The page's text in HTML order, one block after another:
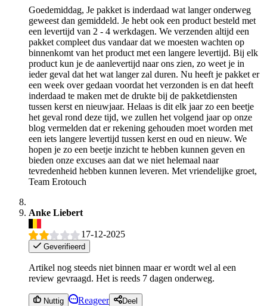
Goedemiddag, Je pakket is inderdaad wat langer onderweg
geweest dan gemiddeld. Je hebt ook een product besteld met
een levertijd van 2 - 4 werkdagen. We verzenden altijd een
pakket compleet dus vandaar dat we moesten wachten op
binnenkomt van het product met een langere levertijd. Bij elk
product kun je de aanlevertijd naar ons zien, zo weet je in
ieder geval dat het wat langer zal duren. Nu heeft je pakket er
een week over gedaan voordat het verzonden is en dat heeft
inderdaad te maken met de drukte bij de pakketdiensten
tussen kerst en nieuwjaar. Helaas is dit elk jaar zo een beetje
het geval rond deze tijd, we zullen het volgend jaar op onze
blog vermelden dat er rekening gehouden moet worden met
een iets langere levertijd tussen kerst en oud en nieuw. We
hopen je zo een beetje inzicht te hebben kunnen geven en
bieden onze excuses aan dat we niet helemaal naar
tevredenheid hebben kunnen leveren. Met vriendelijke groet,
Team Erotouch
Anke Liebert
17-12-2025
Geverifieerd
Artikel nog steeds niet binnen maar er wordt wel al een
review gevraagd. Het is reeds 7 dagen onderweg.
Nuttig Reageer Deel